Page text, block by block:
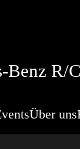
Benz R/
Über uns